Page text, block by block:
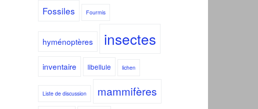
Fossiles Fourmis
hyménoptères insectes
inventaire libellule lichen
Liste de discussion mammifères